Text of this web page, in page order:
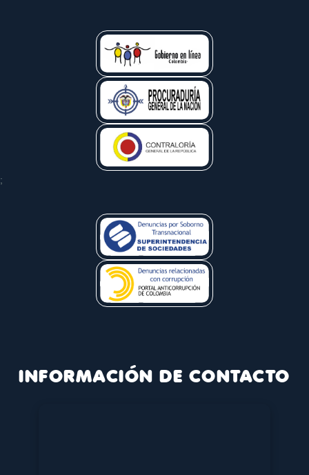
;
INFORMACIÓN DE CONTACTO